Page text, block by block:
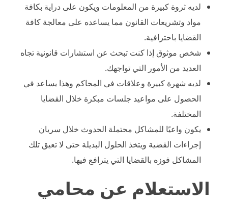
لديه ثروة كبيرة من المعلومات ويكون على دراية بكافة
مواد وتشريعات القانون مما يساعده على معالجة كافة
القضايا باحترافية.
شخص موثوق إذا كنت تبحث عن استشارات قانونية تجاه
العديد من الأمور التي تواجهك.
لديه شهرة كبيرة وعلاقات في المحاكم وهذا يساعد في
الحصول على مواعيد جلسات مبكرة خلال القضايا
المختلفة.
يكون واعيًا للمشاكل محتملة الحدوث خلال سريان
إجراءات القضية ويتخذ الحلول البديلة حتى لا تعيق تلك
المشاكل فوزه بالقضايا التي يترافع فيها.
الاستعلام عن محامي